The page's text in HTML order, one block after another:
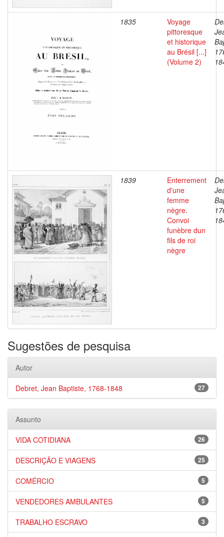
1835
Voyage
pittoresque
et historique
au Brésil [...]
(Volume 2)
1839
Enterrement
d'une
femme
nègre.
Convoi
funèbre dun
fils de roi
nègre
Sugestões de pesquisa
Autor
27
Debret, Jean Baptiste, 1768-1848
Assunto
26
VIDA COTIDIANA
25
DESCRIÇÃO E VIAGENS
5
COMÉRCIO
5
VENDEDORES AMBULANTES
3
TRABALHO ESCRAVO